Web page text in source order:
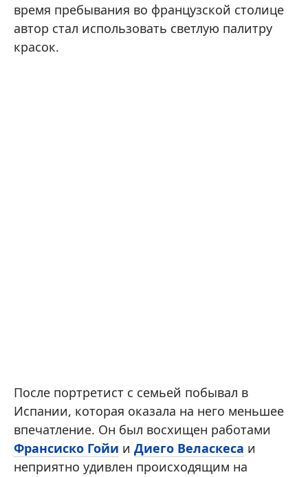
время пребывания во французской столице
автор стал использовать светлую палитру
красок.
После портретист с семьей побывал в
Испании, которая оказала на него меньшее
впечатление. Он был восхищен работами
Франсиско Гойи и Диего Веласкеса и
неприятно удивлен происходящим на